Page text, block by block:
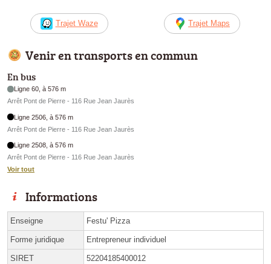
Trajet Waze Trajet Maps
Venir en transports en commun
En bus
Ligne 60, à 576 m
Arrêt Pont de Pierre - 116 Rue Jean Jaurès
Ligne 2506, à 576 m
Arrêt Pont de Pierre - 116 Rue Jean Jaurès
Ligne 2508, à 576 m
Arrêt Pont de Pierre - 116 Rue Jean Jaurès
Voir tout
Informations
Enseigne Festu' Pizza
Forme juridique Entrepreneur individuel
SIRET 52204185400012